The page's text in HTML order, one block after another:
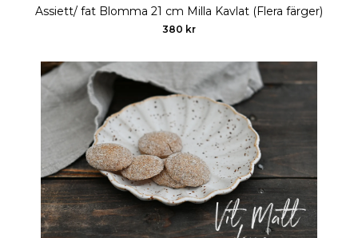
Assiett/ fat Blomma 21 cm Milla Kavlat (Flera färger)
380 kr